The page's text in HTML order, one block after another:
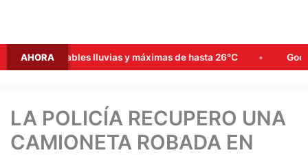
AHORA
probables lluvias y máximas de hasta 26°C Goerling,
LA POLICÍA RECUPERO UNA
CAMIONETA ROBADA EN